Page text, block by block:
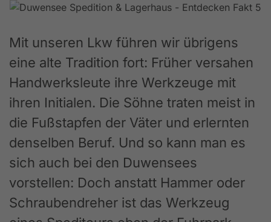
Mit unseren Lkw führen wir übrigens
eine alte Tradition fort: Früher versahen
Handwerksleute ihre Werkzeuge mit
ihren Initialen. Die Söhne traten meist in
die Fußstapfen der Väter und erlernten
denselben Beruf. Und so kann man es
sich auch bei den Duwensees
vorstellen: Doch anstatt Hammer oder
Schraubendreher ist das Werkzeug